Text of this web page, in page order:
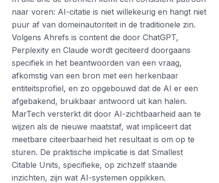
naar voren: AI-citatie is niet willekeurig en hangt niet
puur af van domeinautoriteit in de traditionele zin.
Volgens Ahrefs is content die door ChatGPT,
Perplexity en Claude wordt geciteerd doorgaans
specifiek in het beantwoorden van een vraag,
afkomstig van een bron met een herkenbaar
entiteitsprofiel, en zo opgebouwd dat de AI er een
afgebakend, bruikbaar antwoord uit kan halen.
MarTech versterkt dit door AI-zichtbaarheid aan te
wijzen als de nieuwe maatstaf, wat impliceert dat
meetbare citeerbaarheid het resultaat is om op te
sturen. De praktische implicatie is dat Smallest
Citable Units, specifieke, op zichzelf staande
inzichten, zijn wat AI-systemen oppikken.